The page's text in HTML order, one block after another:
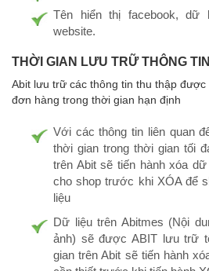
Tên hiển thị facebook, dữ
website.
THỜI GIAN LƯU TRỮ THÔNG TIN
Abit lưu trữ các thông tin thu thập
đơn hàng trong thời gian hạn định
Với các thông tin liên quan
thời gian trong thời gian tối
trên Abit sẽ tiến hành xóa
cho shop trước khi XÓA để
liệu
Dữ liệu trên Abitmes (Nội
ảnh) sẽ được ABIT lưu trữ
gian trên Abit sẽ tiến hành